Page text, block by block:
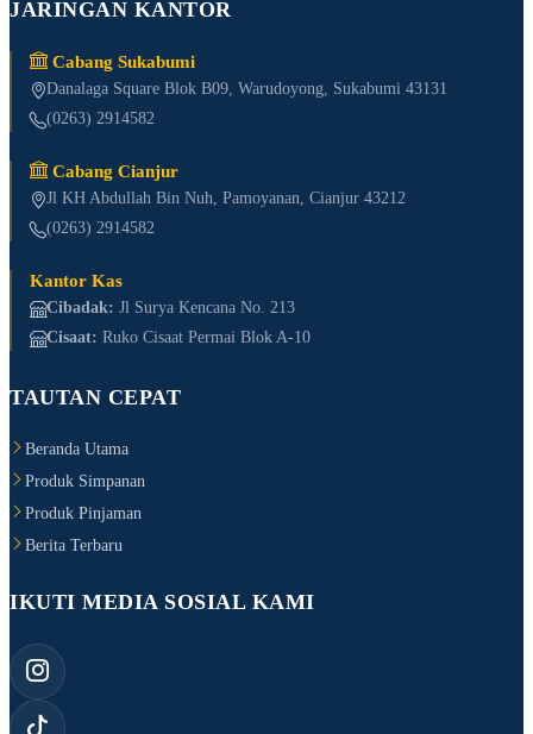
JARINGAN KANTOR
Cabang Sukabumi
Danalaga Square Blok B09, Warudoyong, Sukabumi 43131
(0263) 2914582
Cabang Cianjur
Jl KH Abdullah Bin Nuh, Pamoyanan, Cianjur 43212
(0263) 2914582
Kantor Kas
Cibadak: Jl Surya Kencana No. 213
Cisaat: Ruko Cisaat Permai Blok A-10
TAUTAN CEPAT
Beranda Utama
Produk Simpanan
Produk Pinjaman
Berita Terbaru
IKUTI MEDIA SOSIAL KAMI